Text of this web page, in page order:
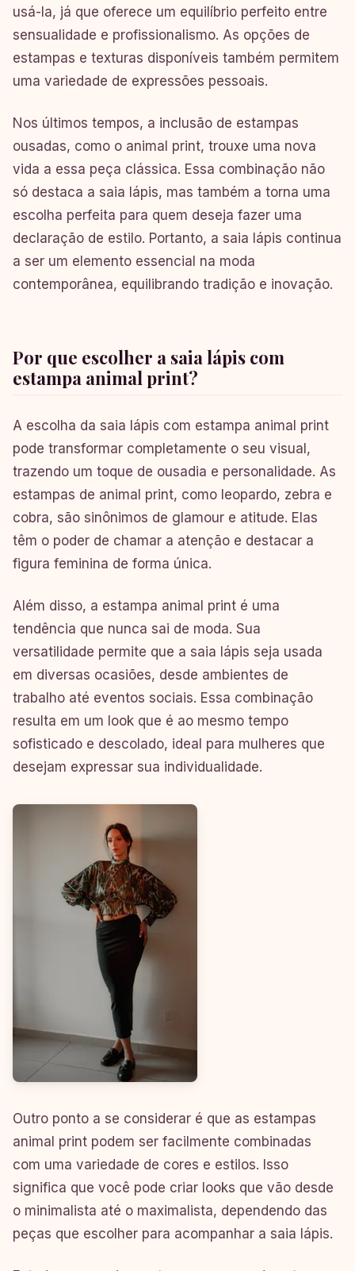
usá-la, já que oferece um equilíbrio perfeito entre
sensualidade e profissionalismo. As opções de
estampas e texturas disponíveis também permitem
uma variedade de expressões pessoais.
Nos últimos tempos, a inclusão de estampas
ousadas, como o animal print, trouxe uma nova
vida a essa peça clássica. Essa combinação não
só destaca a saia lápis, mas também a torna uma
escolha perfeita para quem deseja fazer uma
declaração de estilo. Portanto, a saia lápis continua
a ser um elemento essencial na moda
contemporânea, equilibrando tradição e inovação.
Por que escolher a saia lápis com
estampa animal print?
A escolha da saia lápis com estampa animal print
pode transformar completamente o seu visual,
trazendo um toque de ousadia e personalidade. As
estampas de animal print, como leopardo, zebra e
cobra, são sinônimos de glamour e atitude. Elas
têm o poder de chamar a atenção e destacar a
figura feminina de forma única.
Além disso, a estampa animal print é uma
tendência que nunca sai de moda. Sua
versatilidade permite que a saia lápis seja usada
em diversas ocasiões, desde ambientes de
trabalho até eventos sociais. Essa combinação
resulta em um look que é ao mesmo tempo
sofisticado e descolado, ideal para mulheres que
desejam expressar sua individualidade.
Outro ponto a se considerar é que as estampas
animal print podem ser facilmente combinadas
com uma variedade de cores e estilos. Isso
significa que você pode criar looks que vão desde
o minimalista até o maximalista, dependendo das
peças que escolher para acompanhar a saia lápis.